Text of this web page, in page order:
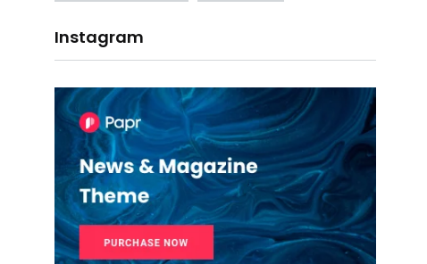
Instagram